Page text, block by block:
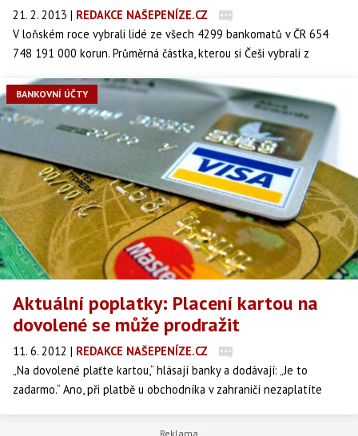
21. 2. 2013 | REDAKCE NAŠEPENÍZE.CZ
V loňském roce vybrali lidé ze všech 4299 bankomatů v ČR 654
748 191 000 korun. Průměrná částka, kterou si Češi vybrali z
bankovní karty (SBK).
BANKOVNÍ ÚČTY
Aktuální poplatky: Placení kartou na
dovolené se může prodražit
11. 6. 2012 | REDAKCE NAŠEPENÍZE.CZ
„Na dovolené plaťte kartou,“ hlásají banky a dodávají: „Je to
zadarmo.“ Ano, při platbě u obchodníka v zahraničí nezaplatíte
které karty jsou pro cestování nejlevnější?